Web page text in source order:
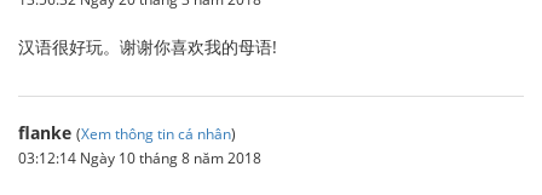
汉语很好玩。谢谢你喜欢我的母语!
flanke (Xem thông tin cá nhân)
03:12:14 Ngày 10 tháng 8 năm 2018